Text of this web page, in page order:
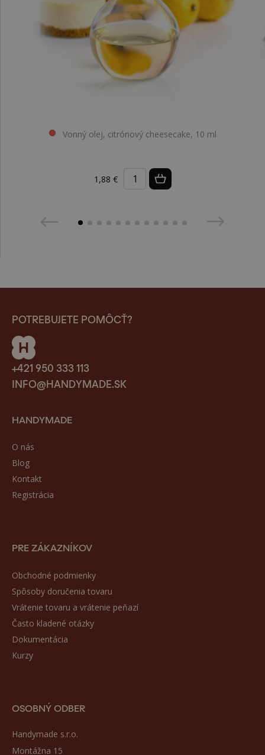
Vonný olej, citrónový cheesecake, 10 ml
1,88 €
POTREBUJETE POMÔCŤ?
+421 950 333 113
INFO@HANDYMADE.SK
HANDYMADE
O nás
Blog
Kontakt
Registrácia
PRE ZÁKAZNÍKOV
Obchodné podmienky
Spôsoby doručenia tovaru
Vrátenie tovaru a vrátenie peňazí
Často kladené otázky
Dokumentácia
Kurzy
OSOBNÝ ODBER
Handymade s.r.o.
Montážna 15